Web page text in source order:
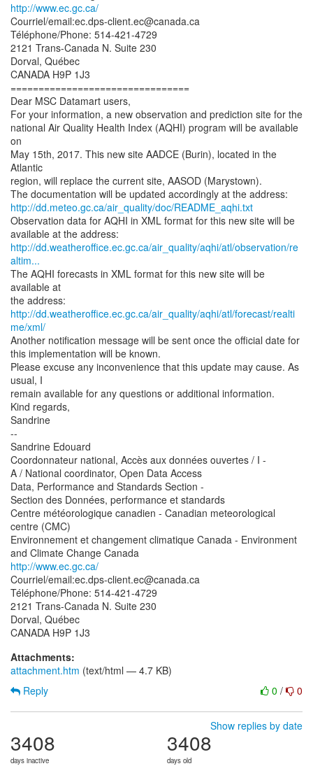
http://www.ec.gc.ca/
Courriel/email:ec.dps-client.ec@canada.ca
Téléphone/Phone: 514-421-4729
2121 Trans-Canada N. Suite 230
Dorval, Québec
CANADA H9P 1J3
================================
Dear MSC Datamart users,
For your information, a new observation and prediction site for the
national Air Quality Health Index (AQHI) program will be available
on
May 15th, 2017. This new site AADCE (Burin), located in the
Atlantic
region, will replace the current site, AASOD (Marystown).
http://dd.meteo.gc.ca/air_quality/doc/README_aqhi.txt
Observation data for AQHI in XML format for this new site will be
http://dd.weatheroffice.ec.gc.ca/air_quality/aqhi/atl/observation/re
altim...
The AQHI forecasts in XML format for this new site will be
available at
http://dd.weatheroffice.ec.gc.ca/air_quality/aqhi/atl/forecast/realti
me/xml/
Another notification message will be sent once the official date for
this implementation will be known.
Please excuse any inconvenience that this update may cause. As
usual, I
remain available for any questions or additional information.
Kind regards,
Sandrine
--
Sandrine Edouard
Coordonnateur national, Accès aux données ouvertes / I -
A / National coordinator, Open Data Access
Data, Performance and Standards Section -
Section des Données, performance et standards
Centre météorologique canadien - Canadian meteorological
centre (CMC)
Environnement et changement climatique Canada - Environment
http://www.ec.gc.ca/
Courriel/email:ec.dps-client.ec@canada.ca
Téléphone/Phone: 514-421-4729
2121 Trans-Canada N. Suite 230
Dorval, Québec
Attachments:
attachment.htm (text/html — 4.7 KB)
0 / 0
Reply
Show replies by date
3408
days inactive
3408
days old